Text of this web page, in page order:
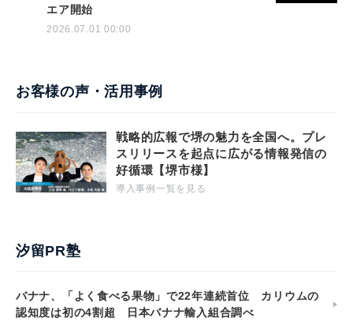
エア開始
2026.07.01 00:00
お客様の声・活用事例
戦略的広報で堺の魅力を全国へ。プレ
スリリースを起点に広がる情報発信の
好循環【堺市様】
導入事例一覧を見る
汐留PR塾
バナナ、「よく食べる果物」で22年連続首位 カリウムの
認知度は初の4割超 日本バナナ輸入組合調べ